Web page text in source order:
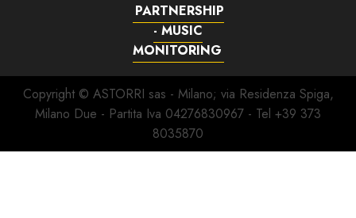
PARTNERSHIP
- MUSIC
MONITORING
Copyright © ASTORRI sas - Milano; via Residenza Spiga,
Milano Due - Partita Iva 04276830967 - Tel +39 373
8035870